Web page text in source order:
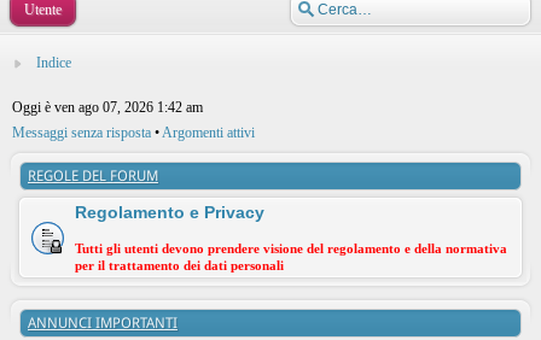
Utente
Indice
Oggi è ven ago 07, 2026 1:42 am
Messaggi senza risposta •Argomenti attivi
REGOLE DEL FORUM
Regolamento e Privacy
Tutti gli utenti devono prendere visione del regolamento e della normativa
per il trattamento dei dati personali
ANNUNCI IMPORTANTI